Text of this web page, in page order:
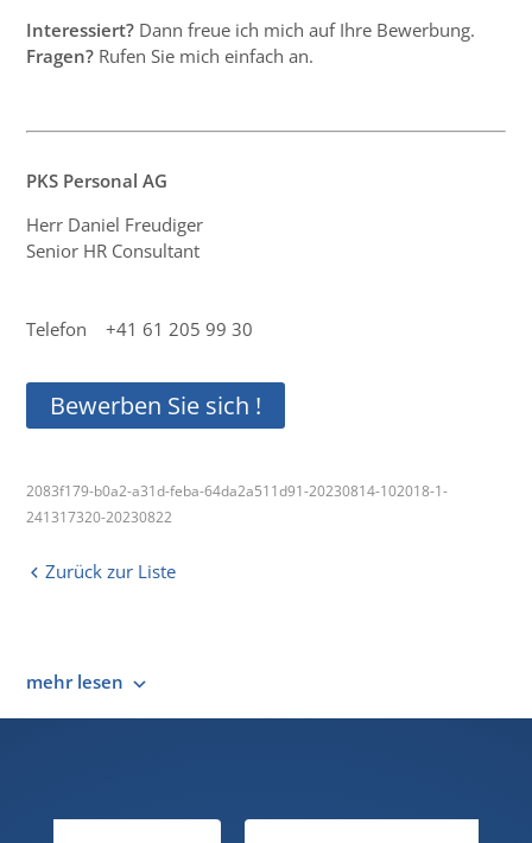
Interessiert? Dann freue ich mich auf Ihre Bewerbung.
Fragen? Rufen Sie mich einfach an.
PKS Personal AG
Herr Daniel Freudiger
Senior HR Consultant
Telefon +41 61 205 99 30
Bewerben Sie sich !
2083f179-b0a2-a31d-feba-64da2a511d91-20230814-102018-1-
241317320-20230822
Zurück zur Liste
mehr lesen